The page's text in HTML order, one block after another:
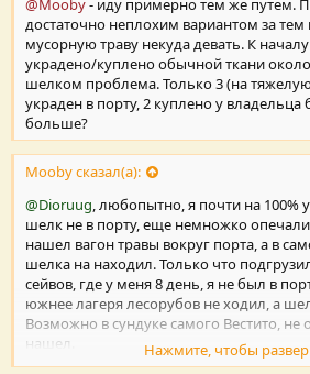
достаточно неплохим вариантом за
мусорную траву некуда девать. К
украдено/куплено обычной ткани около
шелком проблема. Только 3 (на тяжелую
украден в порту, 2 куплено у
больше?
Mooby сказал(а):
@Dioruug , любопытно, я почти на 100%
шелк не в порту, еще немножко
нашел вагон травы вокруг порта, а в
шелка на находил. Только что
сейвов, где у меня 8 день, я не был в
южнее лагеря лесорубов не ходил, а
Возможно в сундуке самого Вестито, не
нашел.
А в порту где?)
Нажмите, чтобы